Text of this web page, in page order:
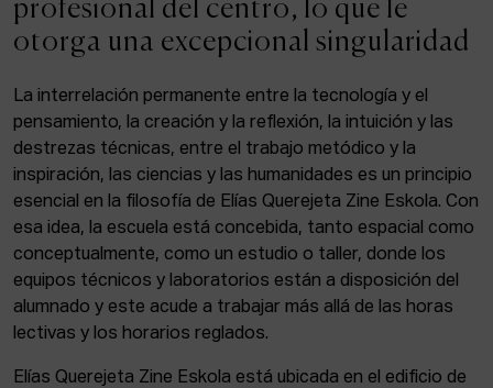
Admisión
Intranet
Facebook Equis Instagram
© Elías Querejeta Zine Eskola 2026
Tabakalera · Andre zigarrogileak plaza, 1
20012 Donostia / San Sebastián
T. 0034 943 545 005
E. info@zine-eskola.eus
otorga una excepcional singularidad
La interrelación permanente entre la tecnología y el
pensamiento, la creación y la reflexión, la intuición y las
destrezas técnicas, entre el trabajo metódico y la
inspiración, las ciencias y las humanidades es un principio
esencial en la filosofía de Elías Querejeta Zine Eskola. Con
esa idea, la escuela está concebida, tanto espacial como
conceptualmente, como un estudio o taller, donde los
equipos técnicos y laboratorios están a disposición del
alumnado y este acude a trabajar más allá de las horas
lectivas y los horarios reglados.
Elías Querejeta Zine Eskola está ubicada en el edificio de